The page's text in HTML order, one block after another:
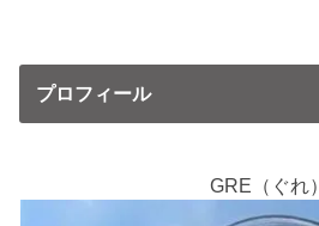
プロフィール
GRE（ぐれ）